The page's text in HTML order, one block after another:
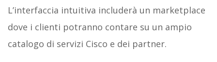
L’interfaccia intuitiva includerà un marketplace
dove i clienti potranno contare su un ampio
catalogo di servizi Cisco e dei partner.